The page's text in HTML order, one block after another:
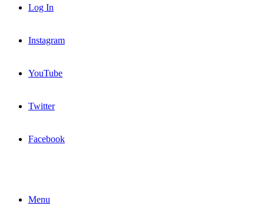
Log In
Instagram
YouTube
Twitter
Facebook
Menu